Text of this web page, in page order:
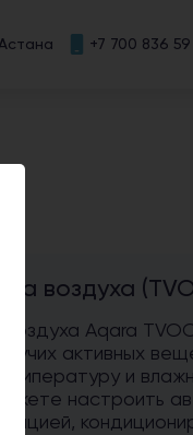
Астана +7 700 836
воздуха
воздуха Aqara
активных
и
настроить